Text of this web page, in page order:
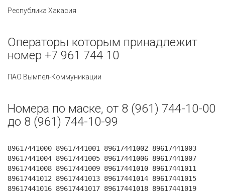
Республика Хакасия
Операторы которым принадлежит
номер +7 961 744 10
ПАО Вымпел-Коммуникации
Номера по маске, от 8 (961) 744-10-00
до 8 (961) 744-10-99
89617441000 89617441001 89617441002 89617441003
89617441004 89617441005 89617441006 89617441007
89617441008 89617441009 89617441010 89617441011
89617441012 89617441013 89617441014 89617441015
89617441016 89617441017 89617441018 89617441019